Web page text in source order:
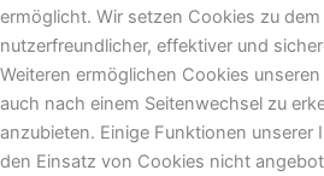
ermöglicht. Wir setzen Cookies zu
nutzerfreundlicher, effektiver und
Weiteren ermöglichen Cookies
auch nach einem Seitenwechsel zu
anzubieten. Einige Funktionen
den Einsatz von Cookies nicht